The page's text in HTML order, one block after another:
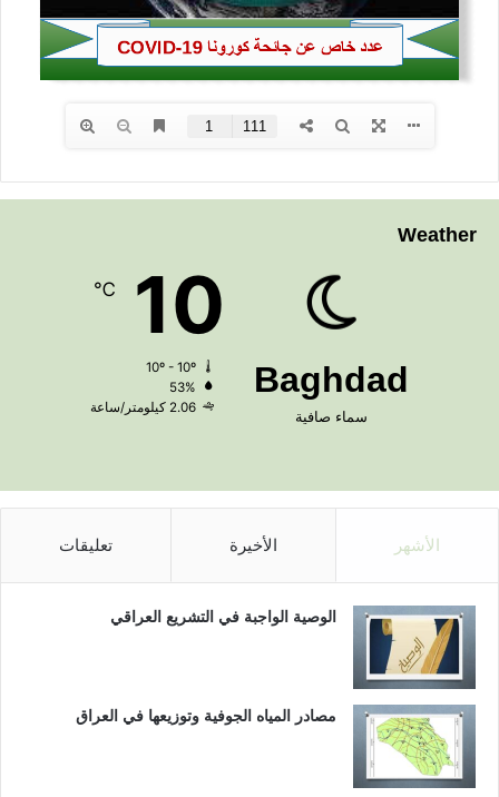
Weather
Baghdad
سماء صافية
10
℃
53%
2.06 كيلومتر/ساعة
الأشهر الأخيرة تعليقات
الوصية الواجبة في التشريع العراقي
مصادر المياه الجوفية وتوزيعها في العراق